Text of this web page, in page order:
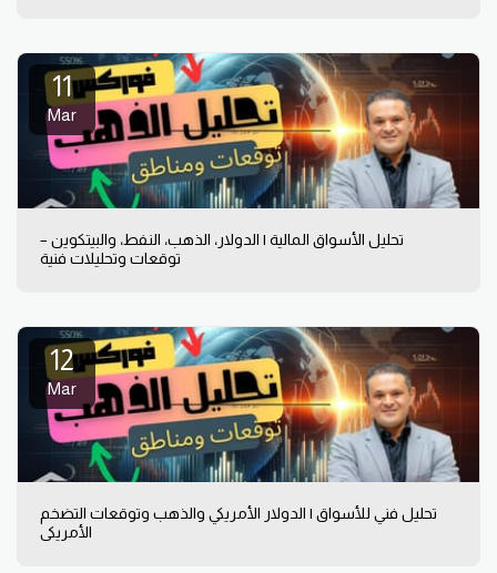
11
Mar
تحليل الأسواق المالية | الدولار، الذهب، النفط، والبيتكوين –
توقعات وتحليلات فنية
12
Mar
تحليل فني للأسواق | الدولار الأمريكي والذهب وتوقعات التضخم
الأمريكي